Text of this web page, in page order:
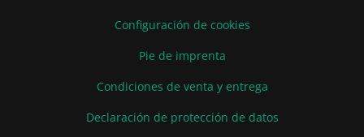
Configuración de cookies
Pie de imprenta
Condiciones de venta y entrega
Declaración de protección de datos